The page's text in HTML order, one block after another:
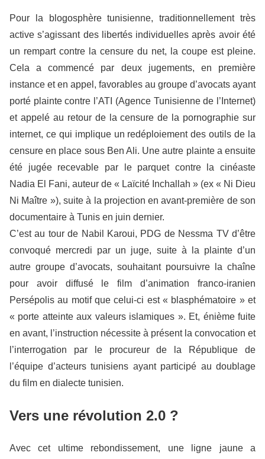
Pour la blogosphère tunisienne, traditionnellement très
active s’agissant des libertés individuelles après avoir été
un rempart contre la censure du net, la coupe est pleine.
Cela a commencé par deux jugements, en première
instance et en appel, favorables au groupe d’avocats ayant
porté plainte contre l’ATI (Agence Tunisienne de l’Internet)
et appelé au retour de la censure de la pornographie sur
internet, ce qui implique un redéploiement des outils de la
censure en place sous Ben Ali. Une autre plainte a ensuite
été jugée recevable par le parquet contre la cinéaste
Nadia El Fani, auteur de « Laïcité Inchallah » (ex « Ni Dieu
Ni Maître »), suite à la projection en avant-première de son
documentaire à Tunis en juin dernier.
C’est au tour de Nabil Karoui, PDG de Nessma TV d’être
convoqué mercredi par un juge, suite à la plainte d’un
autre groupe d’avocats, souhaitant poursuivre la chaîne
pour avoir diffusé le film d’animation franco-iranien
Persépolis au motif que celui-ci est « blasphématoire » et
« porte atteinte aux valeurs islamiques ». Et, énième fuite
en avant, l’instruction nécessite à présent la convocation et
l’interrogation par le procureur de la République de
l’équipe d’acteurs tunisiens ayant participé au doublage
du film en dialecte tunisien.
Vers une révolution 2.0 ?
Avec cet ultime rebondissement, une ligne jaune a